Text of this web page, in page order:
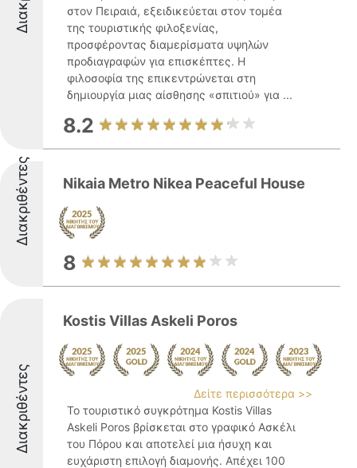
στον Πειραιά, εξειδικεύεται στον τομέα
της τουριστικής φιλοξενίας,
προσφέροντας διαμερίσματα υψηλών
προδιαγραφών για επισκέπτες. Η
φιλοσοφία της επικεντρώνεται στη
δημιουργία μιας αίσθησης «σπιτιού» για ...
8.2
Διακριθέντες Nikaia Metro Nikea Peaceful House
8
Διακριθέντες
Kostis Villas Askeli Poros
Δείτε περισσότερα >>
Το τουριστικό συγκρότημα Kostis Villas
Askeli Poros βρίσκεται στο γραφικό Ασκέλι
του Πόρου και αποτελεί μια ήσυχη και
ευχάριστη επιλογή διαμονής. Απέχει 100